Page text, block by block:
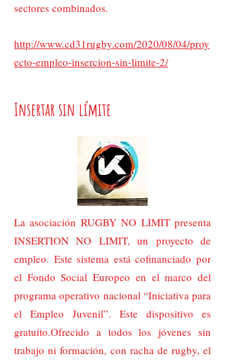
sectores combinados.
http://www.cd31rugby.com/2020/08/04/proy
ecto-empleo-insercion-sin-limite-2/
Insertar sin límite
La asociación RUGBY NO LIMIT presenta
INSERTION NO LIMIT, un proyecto de
empleo. Este sistema está cofinanciado por
el Fondo Social Europeo en el marco del
programa operativo nacional “Iniciativa para
el Empleo Juvenil”. Este dispositivo es
gratuito.Ofrecido a todos los jóvenes sin
trabajo ni formación, con racha de rugby, el